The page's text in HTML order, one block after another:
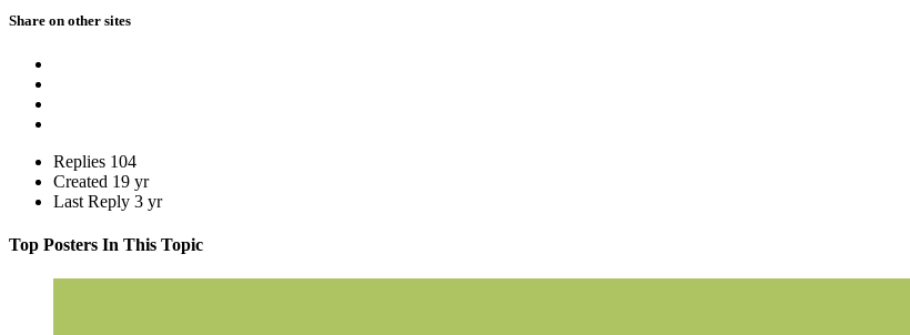
Share on other sites
Replies 104
Created 19 yr
Last Reply 3 yr
Top Posters In This Topic